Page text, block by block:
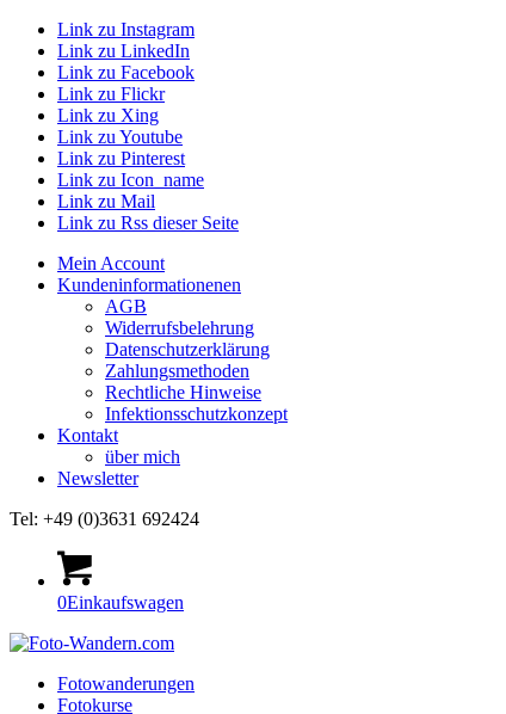
Link zu Instagram
Link zu LinkedIn
Link zu Facebook
Link zu Flickr
Link zu Xing
Link zu Youtube
Link zu Pinterest
Link zu Icon_name
Link zu Mail
Link zu Rss dieser Seite
Mein Account
Kundeninformationenen
AGB
Widerrufsbelehrung
Datenschutzerklärung
Zahlungsmethoden
Rechtliche Hinweise
Infektionsschutzkonzept
Kontakt
über mich
Newsletter
Tel: +49 (0)3631 692424
0Einkaufswagen
Fotowanderungen
Fotokurse